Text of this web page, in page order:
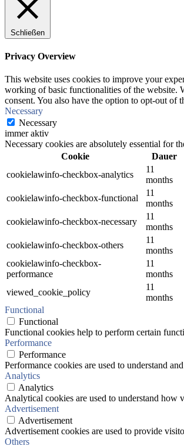
Schließen
Privacy Overview
This website uses cookies to improve your
working of basic functionalities of the website.
consent. You also have the option to opt-out of
Necessary
Necessary
immer aktiv
Necessary cookies are absolutely essential for
Cookie
Dauer
cookielawinfo-checkbox-analytics
11
months
cookielawinfo-checkbox-functional
11
months
cookielawinfo-checkbox-necessary
11
months
cookielawinfo-checkbox-others
11
months
cookielawinfo-checkbox-
performance
11
months
viewed_cookie_policy
11
months
Functional
Functional
Functional cookies help to perform certain
Performance
Performance
Performance cookies are used to understand
Analytics
Analytics
Analytical cookies are used to understand how
Advertisement
Advertisement
Advertisement cookies are used to provide
Others